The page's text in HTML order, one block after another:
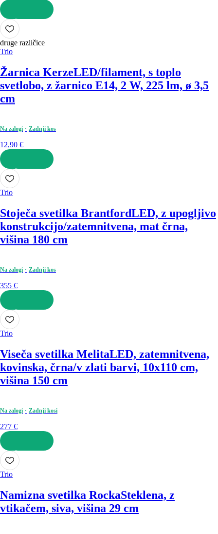
V KOŠARICO
druge različice
Trio
Žarnica KerzeLED/filament, s toplo
svetlobo, z žarnico E14, 2 W, 225 lm, ø 3,5
cm
Na zalogi Zadnji kos
12,90 €
V KOŠARICO
Trio
Stoječa svetilka BrantfordLED, z upogljivo
konstrukcijo/zatemnitvena, mat črna,
višina 180 cm
Na zalogi Zadnji kos
355 €
V KOŠARICO
Trio
Viseča svetilka MelitaLED, zatemnitvena,
kovinska, črna/v zlati barvi, 10x110 cm,
višina 150 cm
Na zalogi Zadnji kosi
277 €
V KOŠARICO
Trio
Namizna svetilka RockaSteklena, z
vtikačem, siva, višina 29 cm